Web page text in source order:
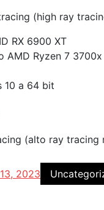
(high ray
RX 6900 XT
AMD Ryzen 7 3700x
10 a 64 bit
(alto ray
2023